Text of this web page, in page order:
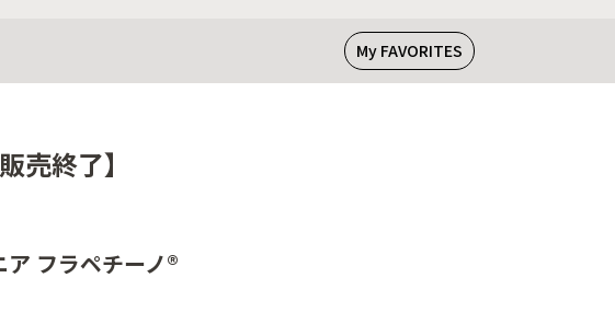
My FAVORITES
売終了】
フラペチーノ®